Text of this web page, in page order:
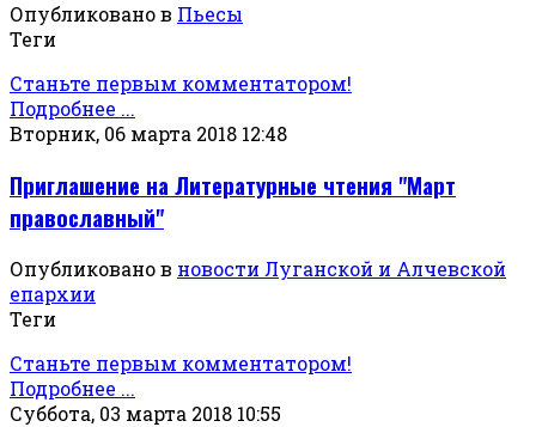
Опубликовано в Пьесы
Теги
Станьте первым комментатором!
Подробнее ...
Вторник, 06 марта 2018 12:48
Приглашение на Литературные чтения "Март
православный"
Опубликовано в новости Луганской и Алчевской
епархии
Теги
Станьте первым комментатором!
Подробнее ...
Суббота, 03 марта 2018 10:55